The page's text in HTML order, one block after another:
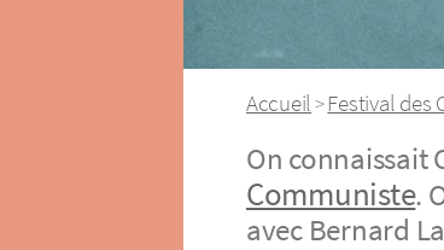
Accueil >Festival des
On connaissait
Communiste.
avec Bernard